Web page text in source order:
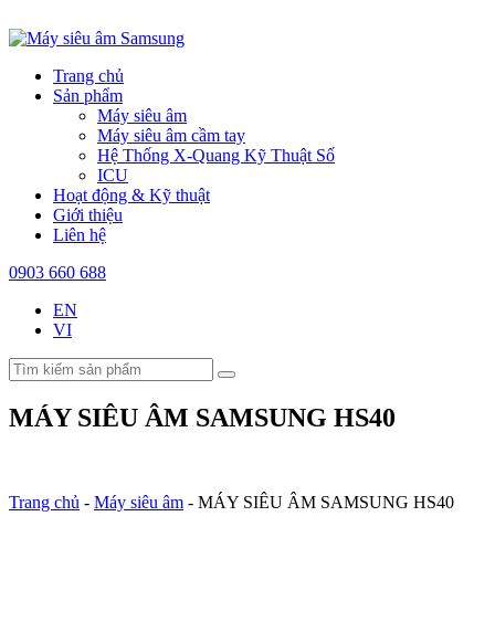
Trang chủ
Sản phẩm
Máy siêu âm
Máy siêu âm cầm tay
Hệ Thống X-Quang Kỹ Thuật Số
ICU
Hoạt động & Kỹ thuật
Giới thiệu
Liên hệ
0903 660 688
EN
VI
MÁY SIÊU ÂM SAMSUNG HS40
Trang chủ - Máy siêu âm - MÁY SIÊU ÂM SAMSUNG HS40